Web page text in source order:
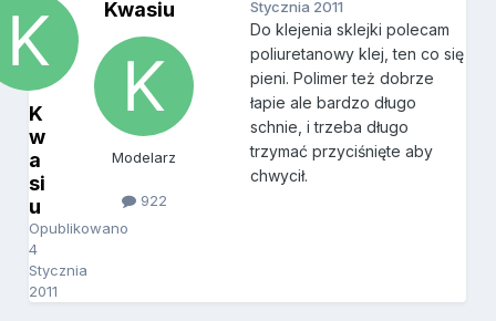
K
w
a
si
u
Opublikowano
4
Stycznia
2011
Kwasiu
Modelarz
922
Stycznia 2011
Do klejenia sklejki polecam
poliuretanowy klej, ten co się
pieni. Polimer też dobrze
łapie ale bardzo długo
schnie, i trzeba długo
trzymać przyciśnięte aby
chwycił.